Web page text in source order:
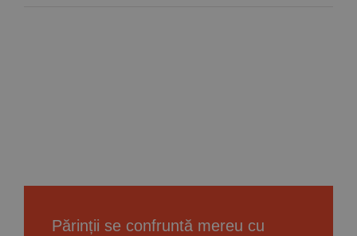
Părinții se confruntă mereu cu